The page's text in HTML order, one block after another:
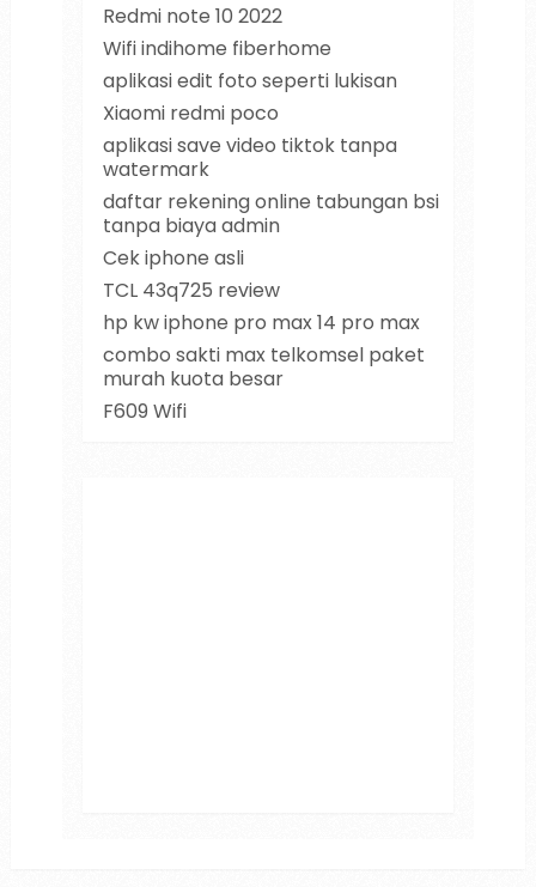
Redmi note 10 2022
Wifi indihome fiberhome
aplikasi edit foto seperti lukisan
Xiaomi redmi poco
aplikasi save video tiktok tanpa
watermark
daftar rekening online tabungan bsi
tanpa biaya admin
Cek iphone asli
TCL 43q725 review
hp kw iphone pro max 14 pro max
combo sakti max telkomsel paket
murah kuota besar
F609 Wifi